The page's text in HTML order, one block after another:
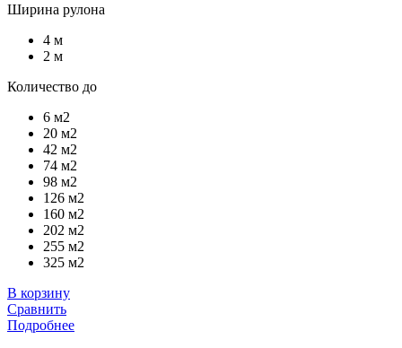
Ширина рулона
4 м
2 м
Количество до
6 м2
20 м2
42 м2
74 м2
98 м2
126 м2
160 м2
202 м2
255 м2
325 м2
В корзину
Сравнить
Подробнее